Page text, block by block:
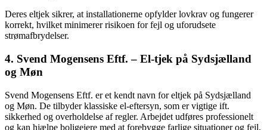
Deres eltjek sikrer, at installationerne opfylder lovkrav og fungerer
korrekt, hvilket minimerer risikoen for fejl og uforudsete
strømafbrydelser.
4. Svend Mogensens Eftf. – El-tjek på Sydsjælland
og Møn
Svend Mogensens Eftf. er et kendt navn for eltjek på Sydsjælland
og Møn. De tilbyder klassiske el-eftersyn, som er vigtige ift.
sikkerhed og overholdelse af regler. Arbejdet udføres professionelt
og kan hjælpe boligejere med at forebygge farlige situationer og fejl.